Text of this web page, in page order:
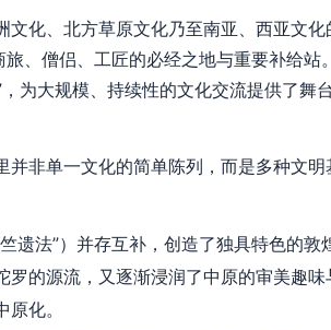
化、北方草原文化乃至南亚、西亚文化
、僧侣、工匠的必经之地与重要补给站
为大规模、持续性的文化交流提供了舞台
非单一文化的简单陈列，而是多种文明
法”）并存互补，创造了独具特色的敦
的源流，又逐渐浸润了中原的审美趣味
化。